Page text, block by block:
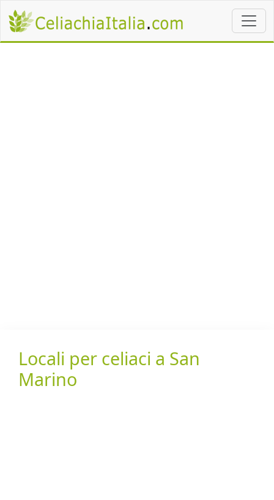
Locali per celiaci a San
Marino